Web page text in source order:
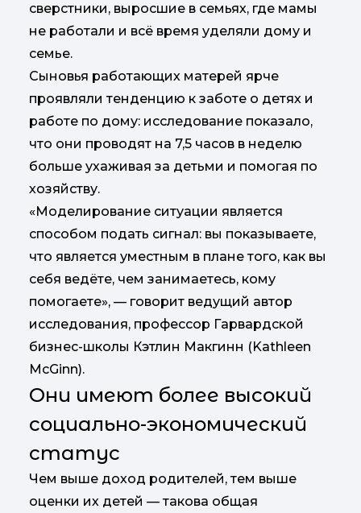
сверстники, выросшие в семьях, где мамы
не работали и всё время уделяли дому и
семье.
Сыновья работающих матерей ярче
проявляли тенденцию к заботе о детях и
работе по дому: исследование показало,
что они проводят на 7,5 часов в неделю
больше ухаживая за детьми и помогая по
хозяйству.
«Моделирование ситуации является
способом подать сигнал: вы показываете,
что является уместным в плане того, как вы
себя ведёте, чем занимаетесь, кому
помогаете», — говорит ведущий автор
исследования, профессор Гарвардской
бизнес-школы Кэтлин Макгинн (Kathleen
McGinn).
Они имеют более высокий
социально-экономический
статус
Чем выше доход родителей, тем выше
оценки их детей — такова общая